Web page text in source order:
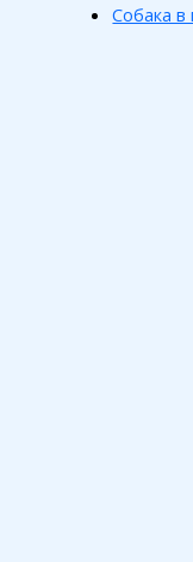
Собака в